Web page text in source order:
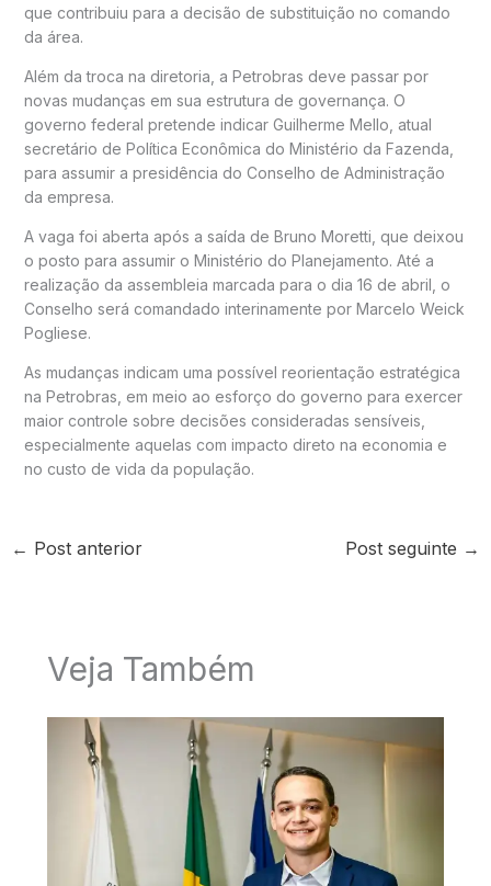
que contribuiu para a decisão de substituição no comando
da área.
Além da troca na diretoria, a Petrobras deve passar por
novas mudanças em sua estrutura de governança. O
governo federal pretende indicar Guilherme Mello , atual
secretário de Política Econômica do Ministério da Fazenda,
para assumir a presidência do Conselho de Administração
da empresa.
A vaga foi aberta após a saída de Bruno Moretti , que deixou
o posto para assumir o Ministério do Planejamento. Até a
realização da assembleia marcada para o dia 16 de abril, o
Conselho será comandado interinamente por Marcelo Weick
Pogliese.
As mudanças indicam uma possível reorientação estratégica
na Petrobras, em meio ao esforço do governo para exercer
maior controle sobre decisões consideradas sensíveis,
especialmente aquelas com impacto direto na economia e
no custo de vida da população.
← Post anterior Post seguinte →
Veja Também